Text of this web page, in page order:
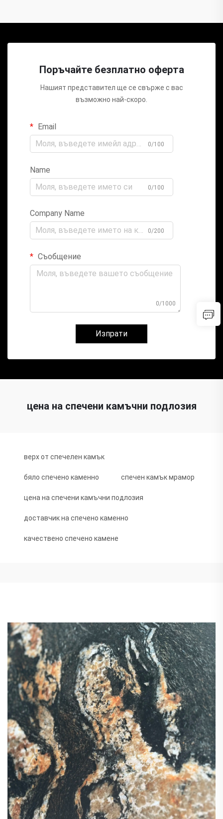
Поръчайте безплатно оферта
Нашият представител ще се свърже с вас
възможно най-скоро.
Email
0/100
Name
0/100
Company Name
0/200
Съобщение
0/1000
Изпрати
цена на спечени камъчни подлозия
верх от спечелен камък
бяло спечено каменно спечен камък мрамор
цена на спечени камъчни подлозия
доставчик на спечено каменно
качествено спечено камене